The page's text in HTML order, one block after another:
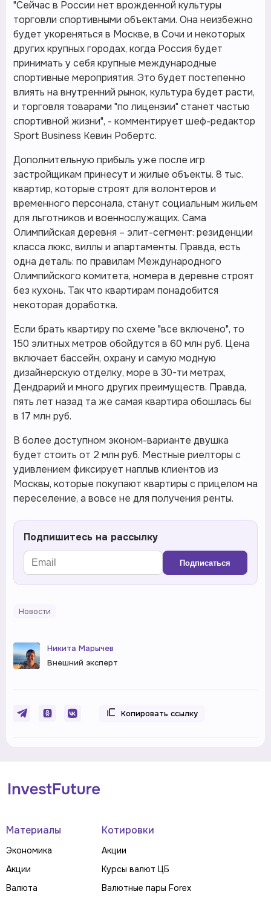
"Сейчас в России нет врожденной культуры
торговли спортивными объектами. Она неизбежно
будет укореняться в Москве, в Сочи и некоторых
других крупных городах, когда Россия будет
принимать у себя крупные международные
спортивные мероприятия. Это будет постепенно
влиять на внутренний рынок, культура будет расти,
и торговля товарами "по лицензии" станет частью
спортивной жизни", - комментирует шеф-редактор
Sport Business Кевин Робертс.
Дополнительную прибыль уже после игр
застройщикам принесут и жилые объекты. 8 тыс.
квартир, которые строят для волонтеров и
временного персонала, станут социальным жильем
для льготников и военнослужащих. Сама
Олимпийская деревня – элит-сегмент: резиденции
класса люкс, виллы и апартаменты. Правда, есть
одна деталь: по правилам Международного
Олимпийского комитета, номера в деревне строят
без кухонь. Так что квартирам понадобится
некоторая доработка.
Если брать квартиру по схеме "все включено", то
150 элитных метров обойдутся в 60 млн руб. Цена
включает бассейн, охрану и самую модную
дизайнерскую отделку, море в 30-ти метрах,
Дендрарий и много других преимуществ. Правда,
пять лет назад та же самая квартира обошлась бы
в 17 млн руб.
В более доступном эконом-варианте двушка
будет стоить от 2 млн руб. Местные риелторы с
удивлением фиксирует наплыв клиентов из
Москвы, которые покупают квартиры с прицелом на
переселение, а вовсе не для получения ренты.
Подпишитесь на рассылку
Подписаться
Новости
Никита Марычев
Внешний эксперт
Копировать ссылку
Материалы
Экономика
Акции
Валюта
Котировки
Акции
Курсы валют ЦБ
Валютные пары Forex